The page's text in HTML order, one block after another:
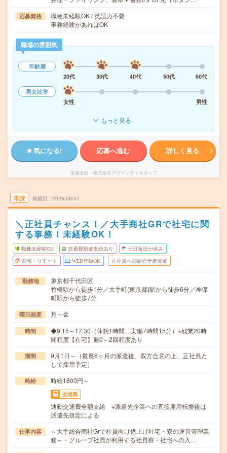
応募資格
職種未経験OK / 英語力不要
事務経験があればOK
職場の雰囲気
年齢層
20代
30代 40代 50代
60代
男女比率
女性
男性
もっと見る
気になる! 応募へ進む 詳しく見る
派遣会社 株式会社アヴァンティスタッフ
未読 掲載日 2026/08/07
＼正社員チャンス！／大手商社GRで社宅に関
する事務！未経験OK！
職種未経験OK 交通費別途支給あり 土日祝日が休み
在宅・リモート WEB登録OK 正社員への紹介予定派遣
勤務地
東京都千代田区
竹橋駅から徒歩1分／大手町(東京都)駅から徒歩6分／神保
町駅から徒歩7分
曜日頻度 月～金
時間
◆9:15～17:30（休憩1時間、実働7時間15分）※残業20時
間程度【在宅】週0～2回程度あり
期間
9月1日～（最長6ヶ月の派遣後、双方合意の上、正社員と
して採用予定）
時給 時給1800円～
交通費
通勤交通費全額支給 ※派遣先企業への直接雇用転換後は
派遣先規定による
仕事内容
～大手総合商社Grで社員向け借上げ社宅・寮の運営管理業
務～・グループ社員が利用する社員寮・社宅への入…